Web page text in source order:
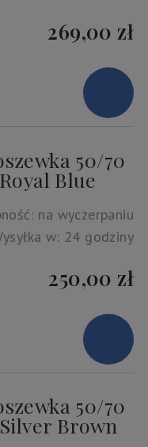
269,00 zł
50/70
Blue
na wyczerpaniu
w: 24 godziny
250,00 zł
50/70
Brown